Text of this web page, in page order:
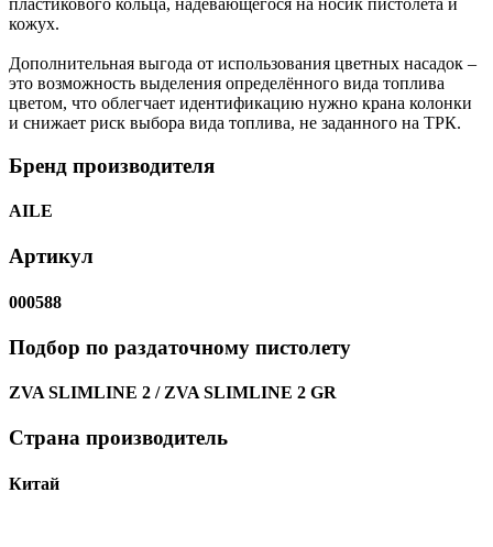
пластикового кольца, надевающегося на носик пистолета и
кожух.
Дополнительная выгода от использования цветных насадок –
это возможность выделения определённого вида топлива
цветом, что облегчает идентификацию нужно крана колонки
и снижает риск выбора вида топлива, не заданного на ТРК.
Бренд производителя
AILE
Артикул
000588
Подбор по раздаточному пистолету
ZVA SLIMLINE 2 / ZVA SLIMLINE 2 GR
Страна производитель
Китай